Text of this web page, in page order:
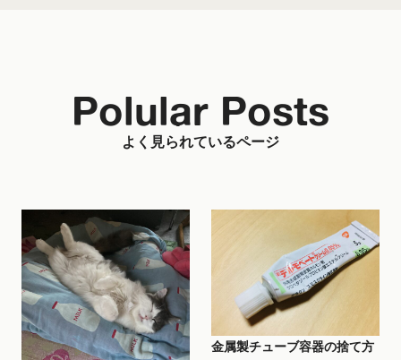
よく見られているページ
Polular Posts
金属製チューブ容器の捨て方